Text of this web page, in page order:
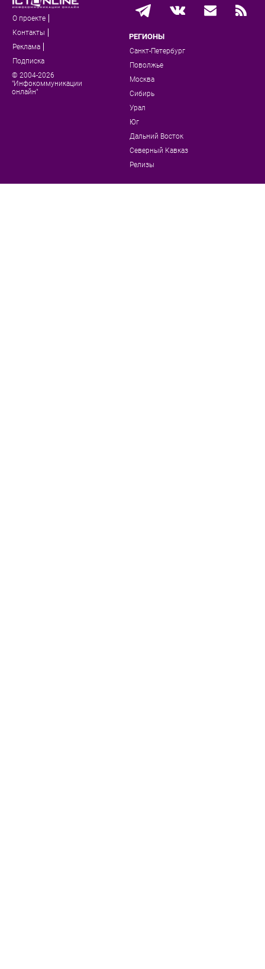
О проекте
Контакты
Реклама
Подписка
© 2004-2026
"Инфокоммуникации
онлайн"
РЕГИОНЫ
Санкт-Петербург
Поволжье
Москва
Сибирь
Урал
Юг
Дальний Восток
Северный Кавказ
Релизы